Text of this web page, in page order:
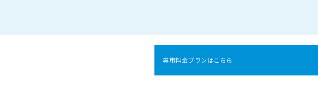
専用料金プランはこちら